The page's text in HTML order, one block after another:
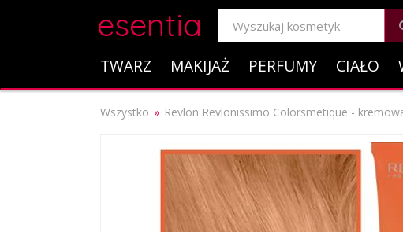
esentia
TWARZ MAKIJAŻ PERFUMY CIAŁO
Wszystko Revlon Revlonissimo Colorsmetique -